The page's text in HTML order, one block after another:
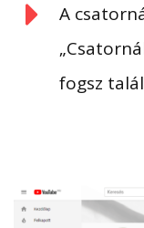
A
fogsz